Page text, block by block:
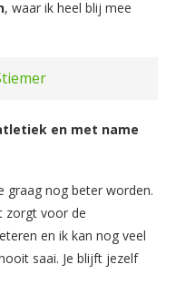
, waar ik heel blij mee
en met name
graag nog beter worden.
zorgt voor de
en ik kan nog veel
saai. Je blijft jezelf